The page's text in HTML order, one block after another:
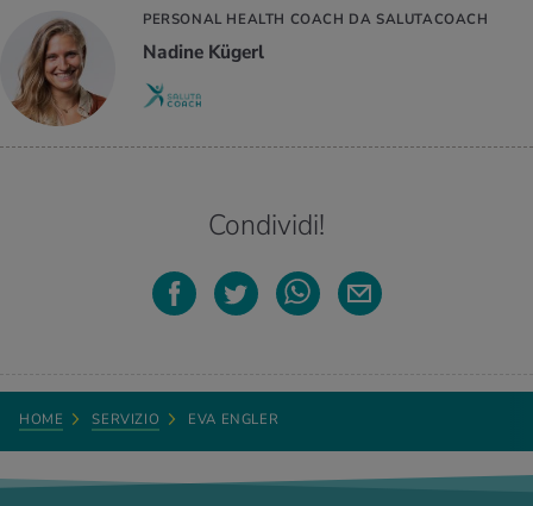
PERSONAL HEALTH COACH DA SALUTACOACH
Nadine Kügerl
Condividi!
HOME SERVIZIO EVA ENGLER